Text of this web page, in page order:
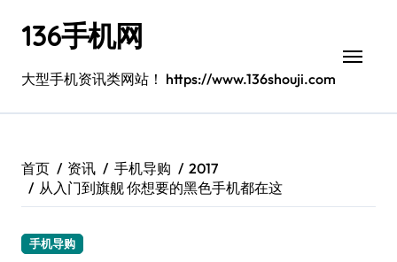
136手机网
大型手机资讯类网站！ https://www.136shouji.com
首页 资讯 手机导购
2017
从入门到旗舰 你想要的黑色手机都在这
手机导购